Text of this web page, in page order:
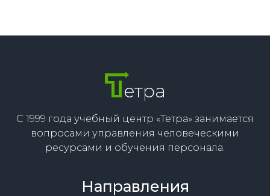
етра
С 1999 года учебный центр «Тетра» занимается
вопросами управления человеческими
ресурсами и обучения персонала.
Направления